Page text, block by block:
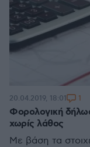
Φορολογική
χωρίς λάθος
Με βάση τα
20.04.2019, 18:01 1